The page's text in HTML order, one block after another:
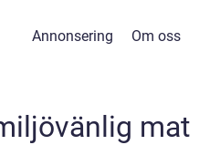
Annonsering Om oss
mat